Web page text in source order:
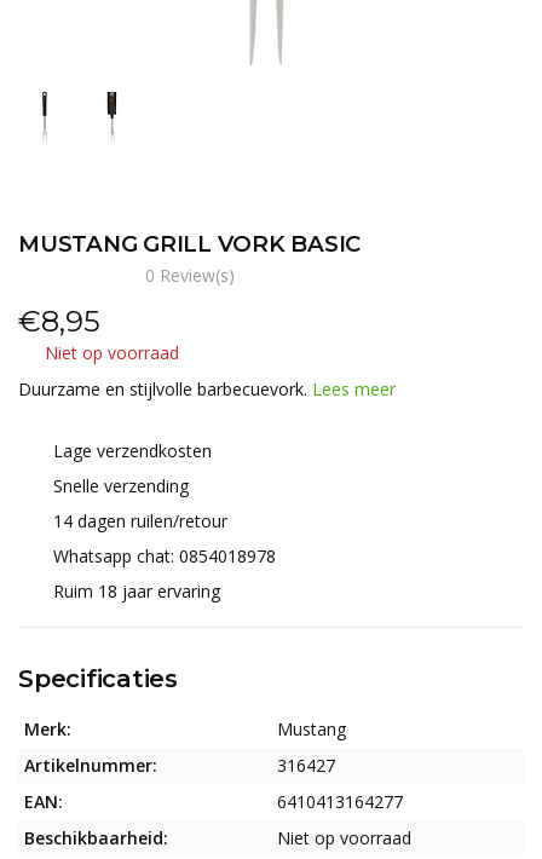
MUSTANG GRILL VORK BASIC
0 Review(s)
€8,95
Niet op voorraad
Duurzame en stijlvolle barbecuevork. Lees meer
Lage verzendkosten
Snelle verzending
14 dagen ruilen/retour
Whatsapp chat: 0854018978
Ruim 18 jaar ervaring
Specificaties
Merk:
Mustang
Artikelnummer:
316427
EAN:
6410413164277
Beschikbaarheid:
Niet op voorraad